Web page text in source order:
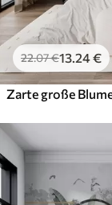
22.07€13 .24€
Zarte große